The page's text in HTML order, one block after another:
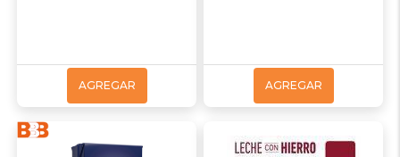
AGREGAR AGREGAR